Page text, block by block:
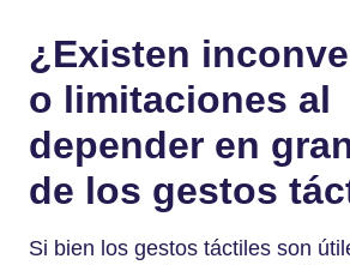
¿Existen
o limitaciones al
depender en
de los gestos
Si bien los gestos táctiles son